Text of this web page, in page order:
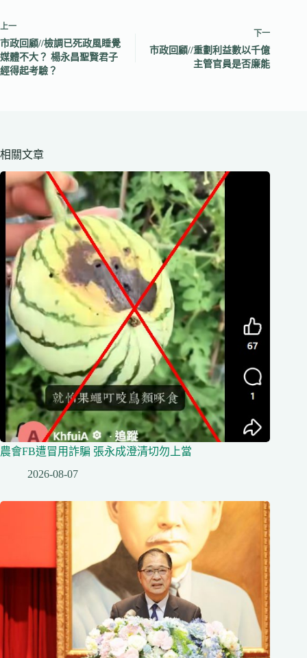
上一
市政回顧//檢調已死政風睡覺
媒體不大？ 楊永昌聖賢君子
經得起考驗？
下一
市政回顧//重劃利益數以千億
主管官員是否廉能
相關文章
農會FB遭冒用詐騙 張永成澄清切勿上當
2026-08-07